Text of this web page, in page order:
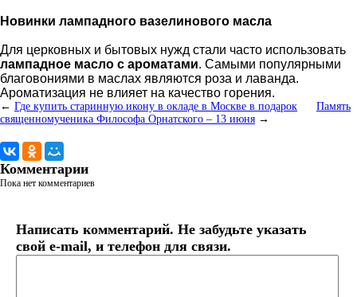
Новинки лампадного вазелинового масла
Для церковных и бытовых нужд стали часто использовать
лампадное масло с ароматами. Самыми популярными
благовониями в маслах являются роза и лаванда.
Ароматизация не влияет на качество горения.
← Где купить старинную икону в окладе в Москве в подарок
Память
священномученика Философа Орнатского – 13 июня →
Комментарии
Пока нет комментариев
Написать комментарий. Не забудьте указать
свой e-mail, и телефон для связи.